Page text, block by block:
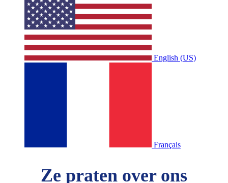
English (US)
Français
Ze praten over ons